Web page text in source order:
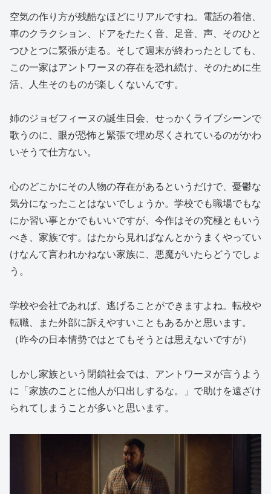
空気の作り方が残酷なほどにリアルですね。電話の着信、
車のクラクション、ドアをたたく音、足音、声、そのひと
つひとつに緊張が走る。そして週末が終わったとしても、
この一家はアントワーヌの存在を恐れ続け、そのために生
活、人生そのものが楽しくないんです。
姉のジョゼフィーヌの誕生日会、せっかくライブシーンで
歌うのに、眼が恐怖と緊張で埋め尽くされているのがかわ
いそうで仕方ない。
心のどこかにその人物の存在があるというだけで、憂鬱な
気分になったことはないでしょうか。学校でも職場でもな
にか習い事とかでもいいですが、今作はその究極ともいう
べき、家族です。はたから見ればなんとかうまくやってい
けなんて言われかねない家族に、悪魔がいたらどうでしょ
う。
学校や会社であれば、逃げることができますよね。転校や
転職、また外部に訴えやすいこともあるかと思います。
（昨今の日本情勢ではとてもそうとは思えないですが）
しかし家族という閉鎖社会では、アントワーヌが言うよう
に「家族のことに他人が口出しするな。」で助けを遠ざけ
られてしまうことが多いと思います。